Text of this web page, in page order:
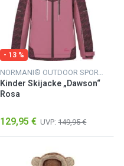
- 13 %
NORMANI® OUTDOOR SPORTS
Kinder Skijacke „Dawson“
Rosa
129,95 € UVP: 149,95 €